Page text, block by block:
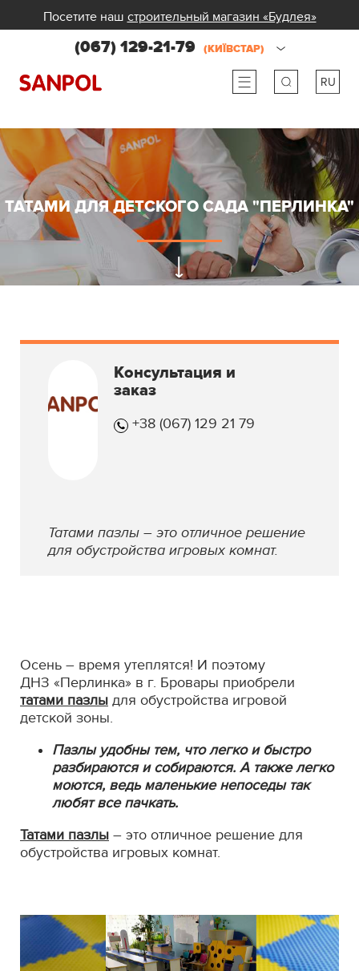
Посетите наш строительный магазин «Будлея»
(067) 129-21-79 (КИЇВСТАР)
RU
ua
ТАТАМИ ДЛЯ ДЕТСКОГО САДА "ПЕРЛИНКА"
Консультация и
заказ
+38 (067) 129 21 79
Татами пазлы – это отличное решение
для обустройства игровых комнат.
Осень – время утеплятся! И поэтому
ДНЗ «Перлинка» в г. Бровары приобрели
татами пазлы для обустройства игровой
детской зоны.
Пазлы удобны тем, что легко и быстро
разбираются и собираются. А также легко
моются, ведь маленькие непоседы так
любят все пачкать.
Татами пазлы – это отличное решение для
обустройства игровых комнат.